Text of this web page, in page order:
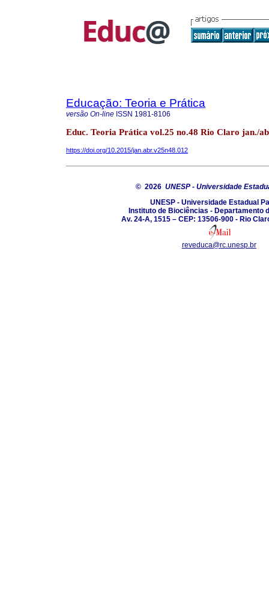
Educação: Teoria e Prática
versão On-line ISSN 1981-8106
Educ. Teoria Prática vol.25 no.48 Rio Claro jan./
https://doi.org/10.2015/jan.abr.v25n48.012
© 2026 UNESP - Universidade
UNESP - Universidade Estadual
Instituto de Biociências - Departamento
Av. 24-A, 1515 – CEP: 13506-900 - Rio
reveduca@rc.unesp.br